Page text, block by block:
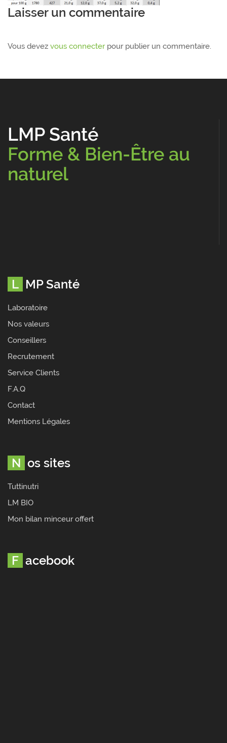
Laisser un commentaire
Vous devez vous connecterpour publier un commentaire.
LMP Santé
Forme & Bien-Être au
naturel
LMP Santé
Laboratoire
Nos valeurs
Conseillers
Recrutement
Service Clients
F.A.Q
Contact
Mentions Légales
Nos sites
Tuttinutri
LM BIO
Mon bilan minceur offert
Facebook